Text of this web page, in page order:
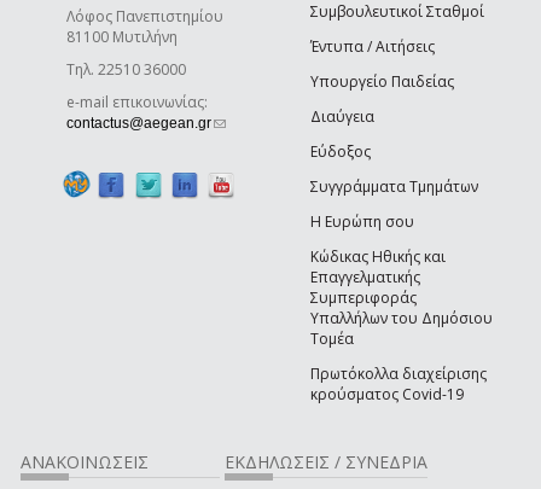
Λόφος Πανεπιστημίου
81100 Μυτιλήνη
Τηλ. 22510 36000
e-mail επικοινωνίας:
contactus@aegean.gr(link sends e-mail)
Συμβουλευτικοί Σταθμοί
Έντυπα / Αιτήσεις
Υπουργείο Παιδείας
Διαύγεια
Εύδοξος
Συγγράμματα Τμημάτων
Η Ευρώπη σου
Κώδικας Ηθικής και
Επαγγελματικής
Συμπεριφοράς
Υπαλλήλων του Δημόσιου
Τομέα
Πρωτόκολλα διαχείρισης
κρούσματος Covid-19
ΑΝΑΚΟΙΝΩΣΕΙΣ ΕΚΔΗΛΩΣΕΙΣ / ΣΥΝΕΔΡΙΑ